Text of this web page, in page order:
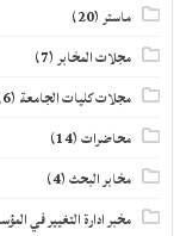
ماستر(20)
مجلات المخابر(7)
مجلات كليات الجامعة (6)
محاضرات(14)
مخابر البحث(4)
مخبر ادارة التغيير في